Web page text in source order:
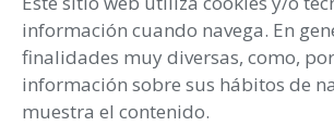
información cuando navega. En
finalidades muy diversas, como,
información sobre sus hábitos de
muestra el contenido.